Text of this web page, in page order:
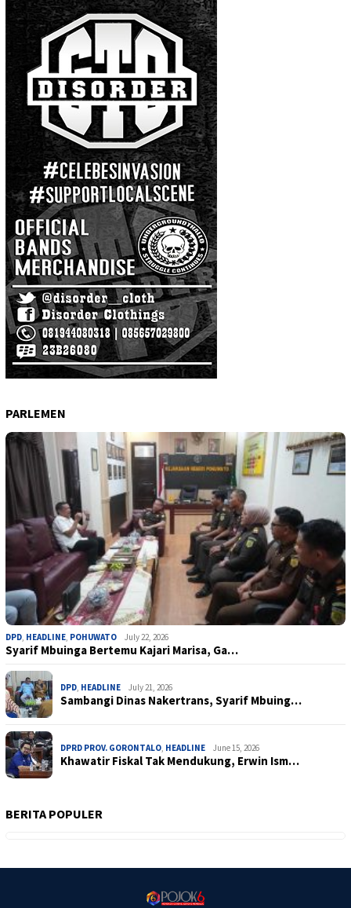
PARLEMEN
DPD, HEADLINE, POHUWATO July 22, 2026
Syarif Mbuinga Bertemu Kajari Marisa, Ga…
DPD, HEADLINE July 21, 2026
Sambangi Dinas Nakertrans, Syarif Mbuing…
DPRD PROV. GORONTALO, HEADLINE June 15, 2026
Khawatir Fiskal Tak Mendukung, Erwin Ism…
BERITA POPULER